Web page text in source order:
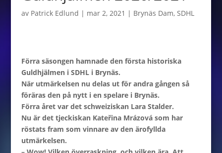
av Patrick Edlund | mar 2, 2021 | Brynäs Dam, SDHL
Förra säsongen hamnade den första historiska
Guldhjälmen i SDHL i Brynäs.
När utmärkelsen nu delas ut för andra gången så
föräras den på nytt i en spelare i Brynäs.
Förra året var det schweiziskan Lara Stalder.
Nu är det tjeckiskan Kateřina Mrázová som har
röstats fram som vinnare av den ärofyllda
utmärkelsen.